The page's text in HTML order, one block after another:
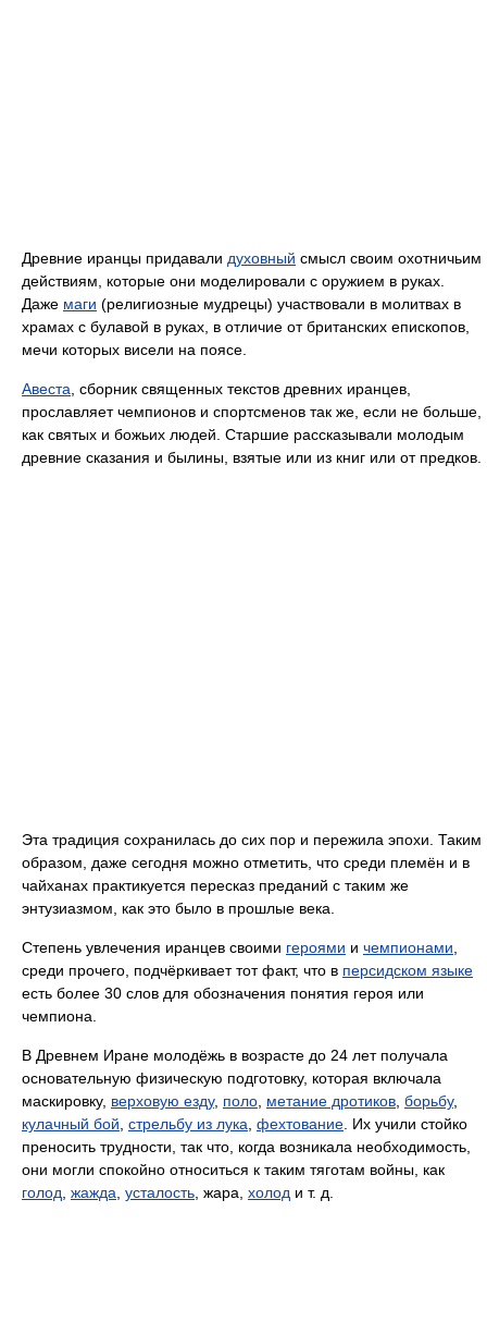
Древние иранцы придавали духовный смысл своим охотничьим
действиям, которые они моделировали с оружием в руках.
Даже маги (религиозные мудрецы) участвовали в молитвах в
храмах с булавой в руках, в отличие от британских епископов,
мечи которых висели на поясе.
Авеста , сборник священных текстов древних иранцев,
прославляет чемпионов и спортсменов так же, если не больше,
как святых и божьих людей. Старшие рассказывали молодым
древние сказания и былины, взятые или из книг или от предков.
Эта традиция сохранилась до сих пор и пережила эпохи. Таким
образом, даже сегодня можно отметить, что среди племён и в
чайханах практикуется пересказ преданий с таким же
энтузиазмом, как это было в прошлые века.
Степень увлечения иранцев своими героями и чемпионами
среди прочего, подчёркивает тот факт, что в персидском языке
есть более 30 слов для обозначения понятия героя или
чемпиона.
В Древнем Иране молодёжь в возрасте до 24 лет получала
основательную физическую подготовку, которая включала
маскировку, верховую езду, поло метание дротиков борьбу,
кулачный бой стрельбу из лука фехтование . Их учили стойко
преносить трудности, так что, когда возникала необходимость,
они могли спокойно относиться к таким тяготам войны, как
голод жажда усталость , жара, холод и т. д.